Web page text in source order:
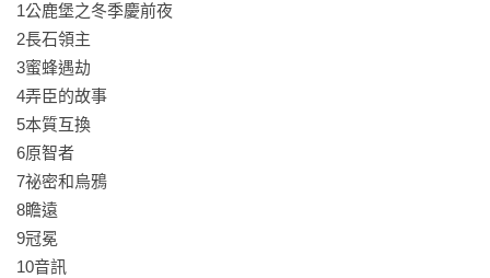
1公鹿堡之冬季慶前夜
2長石領主
3蜜蜂遇劫
4弄臣的故事
5本質互換
6原智者
7祕密和烏鴉
8瞻遠
9冠冕
10音訊